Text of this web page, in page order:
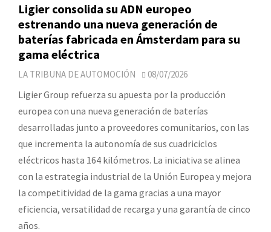
Ligier consolida su ADN europeo
estrenando una nueva generación de
baterías fabricada en Ámsterdam para su
gama eléctrica
LA TRIBUNA DE AUTOMOCIÓN 08/07/2026
Ligier Group refuerza su apuesta por la producción
europea con una nueva generación de baterías
desarrolladas junto a proveedores comunitarios, con las
que incrementa la autonomía de sus cuadriciclos
eléctricos hasta 164 kilómetros. La iniciativa se alinea
con la estrategia industrial de la Unión Europea y mejora
la competitividad de la gama gracias a una mayor
eficiencia, versatilidad de recarga y una garantía de cinco
años.